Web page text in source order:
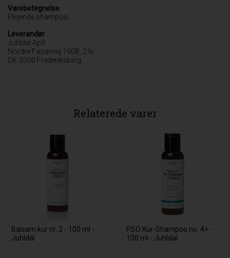
Varebetegnelse
Plejende shampoo
Leverandør
Juhldal ApS
Nordre Fasanvej 190B, 2.tv
DK-2000 Frederiksberg
Relaterede varer
Balsam kur nr. 2 - 100 ml -
Juhldal
PSO Kur-Shampoo no. 4+ -
100 ml - Juhldal